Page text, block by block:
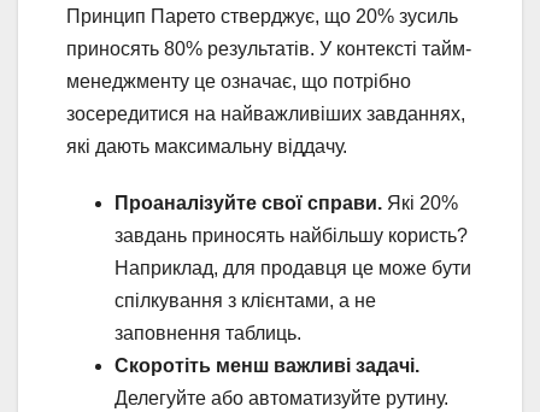
Принцип Парето стверджує, що 20% зусиль
приносять 80% результатів. У контексті тайм-
менеджменту це означає, що потрібно
зосередитися на найважливіших завданнях,
які дають максимальну віддачу.
Проаналізуйте свої справи. Які 20%
завдань приносять найбільшу користь?
Наприклад, для продавця це може бути
спілкування з клієнтами, а не
заповнення таблиць.
Скоротіть менш важливі задачі.
Делегуйте або автоматизуйте рутину.